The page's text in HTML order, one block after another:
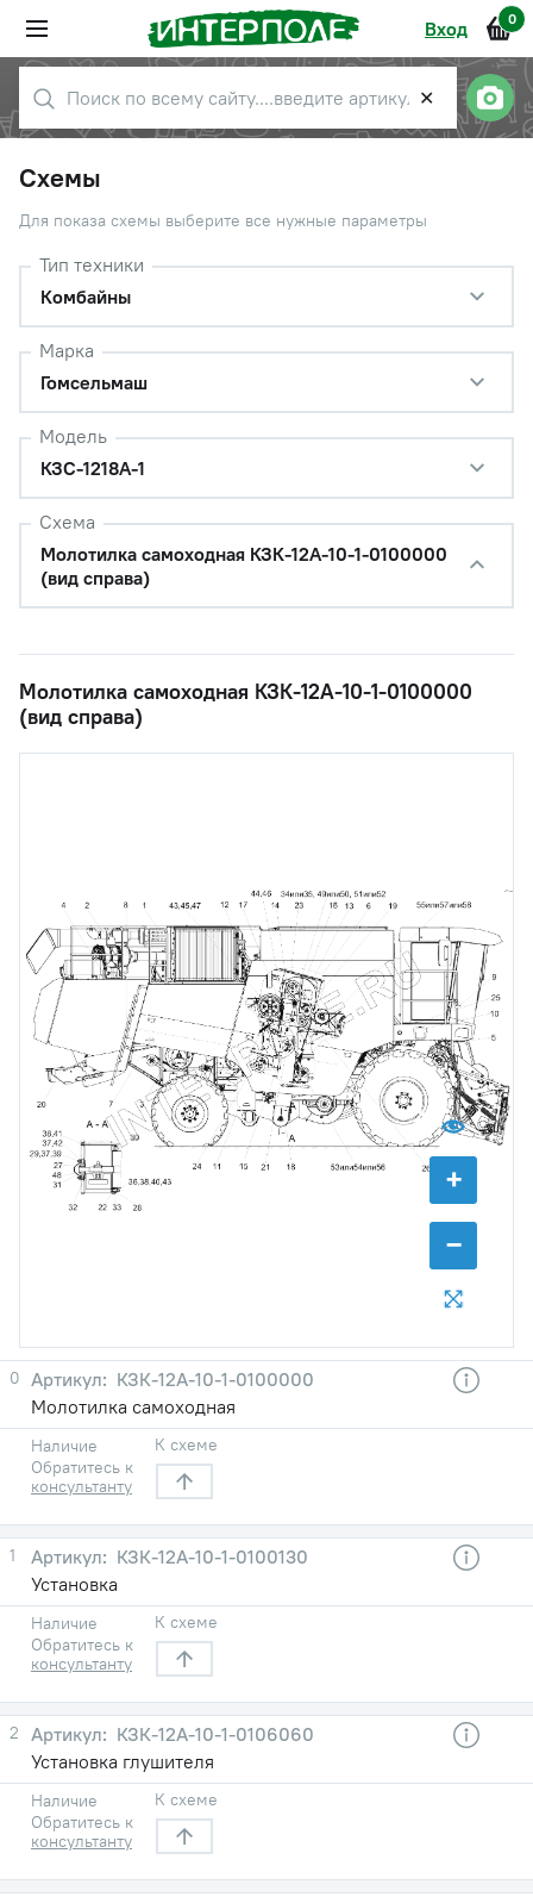
Вход 0
✕
Схемы
Для показа схемы выберите все нужные параметры
Тип техники
Комбайны
Марка
Гомсельмаш
Модель
КЗС-1218А-1
Схема
Молотилка самоходная КЗК-12А-10-1-0100000
(вид справа)
Молотилка самоходная КЗК-12А-10-1-0100000
(вид справа)
+
−
0
КЗК-12А-10-1-0100000
Молотилка самоходная
Наличие
Обратитесь к
консультанту
К схеме
1
КЗК-12А-10-1-0100130
Установка
Наличие
Обратитесь к
консультанту
К схеме
2
КЗК-12А-10-1-0106060
Установка глушителя
Наличие
Обратитесь к
консультанту
К схеме